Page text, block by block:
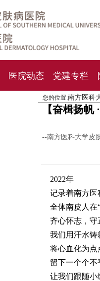
医院动态 党建专栏
就诊指南 人才
您的位置:南方医科
【奋楫扬
--南方医科大学皮
2022年
记录着南方
全体南皮人在
齐心怀志，
我们用汗水铸
将心血化为点
留下一个个
让我们跟随小